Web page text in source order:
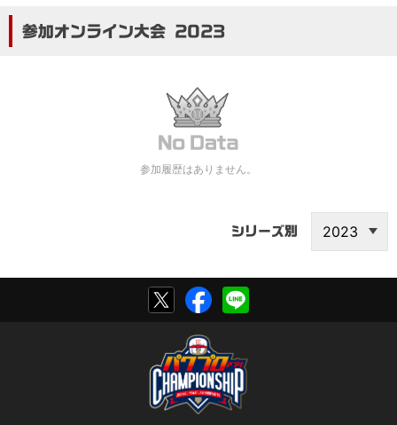
参加オンライン大会 2023
参加履歴はありません。
シリーズ別